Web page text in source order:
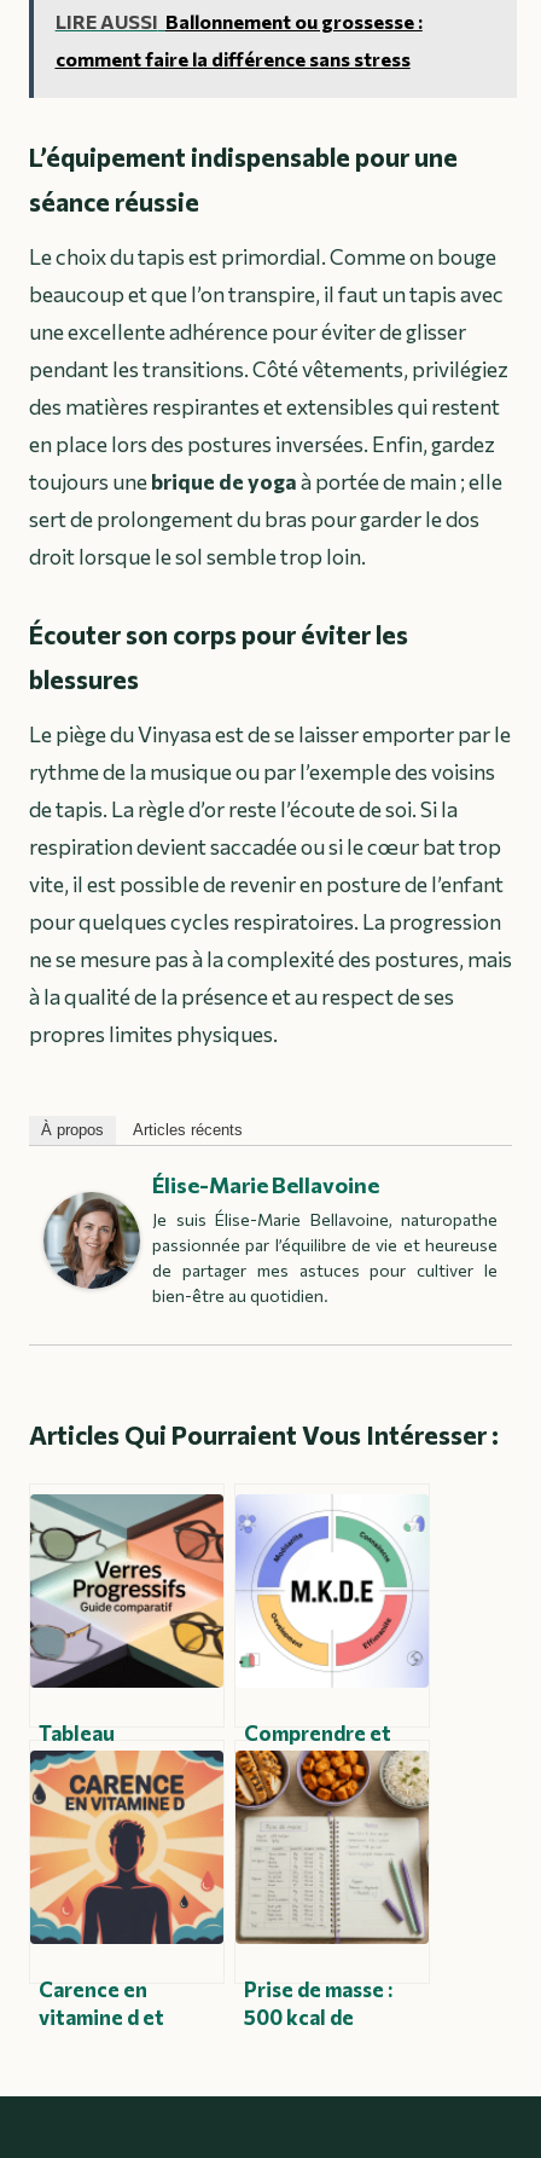
LIRE AUSSI Ballonnement ou grossesse :
comment faire la différence sans stress
L’équipement indispensable pour une
séance réussie
Le choix du tapis est primordial. Comme on bouge
beaucoup et que l’on transpire, il faut un tapis avec
une excellente adhérence pour éviter de glisser
pendant les transitions. Côté vêtements, privilégiez
des matières respirantes et extensibles qui restent
en place lors des postures inversées. Enfin, gardez
toujours unebrique de yogaà portée de main ; elle
sert de prolongement du bras pour garder le dos
droit lorsque le sol semble trop loin.
Écouter son corps pour éviter les
blessures
Le piège du Vinyasa est de se laisser emporter par le
rythme de la musique ou par l’exemple des voisins
de tapis. La règle d’or reste l’écoute de soi. Si la
respiration devient saccadée ou si le cœur bat trop
vite, il est possible de revenir en posture de l’enfant
pour quelques cycles respiratoires. La progression
ne se mesure pas à la complexité des postures, mais
à la qualité de la présence et au respect de ses
propres limites physiques.
À propos Articles récents
Élise-Marie Bellavoine
Je suis Élise-Marie Bellavoine, naturopathe
passionnée par l’équilibre de vie et heureuse
de partager mes astuces pour cultiver le
bien-être au quotidien.
Articles Qui Pourraient Vous Intéresser :
Tableau
comparatif des
verres progressifs
Essilor : comment
bien choisir
Comprendre et
utiliser m.k.d.e :
tout ce qu’il faut
savoir
Carence en
vitamine d et
et agir
Prise de masse :
500 kcal de
transformer votre